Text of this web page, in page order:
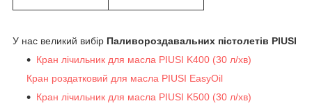
У нас великий вибір Паливороздавальних пістолетів PIUSI
Кран лічильник для масла PIUSI K400 (30 л/хв)
Кран роздатковий для масла PIUSI EasyOil
Кран лічильник для масла PIUSI K500 (30 л/хв)